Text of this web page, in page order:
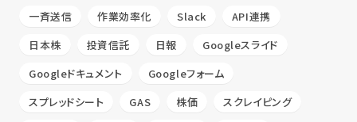
一斉送信
作業効率化 Slack
API連携
日本株
投資信託 日報
Googleスライド
Googleドキュメント
Googleフォーム
スプレッドシート
GAS 株価
スクレイピング